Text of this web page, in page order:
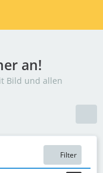
an!
Bild und allen
Filter